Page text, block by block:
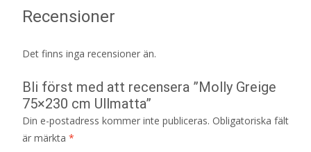
Recensioner
Det finns inga recensioner än.
Bli först med att recensera ”Molly Greige
75×230 cm Ullmatta”
Din e-postadress kommer inte publiceras. Obligatoriska fält
är märkta *